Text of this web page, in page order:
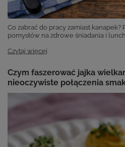
Co zabrać do pracy zamiast kanapek?
pomysłów na zdrowe śniadania i
Czytaj więcej
Czym faszerować jajka
nieoczywiste połączenia